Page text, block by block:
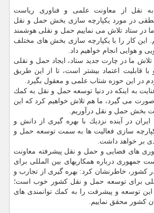
به نقل از معاونت علمی و فناوری ریاست
در مورد یكپارچه سازی بخش حمل و نقل
در ستاد تلاش می نماییم حمل و نقلی هوشمند
این كار را با یكپارچه سازی بخش های مختلف
و هوایی انجام خواهیم داد.
ما در چارت جدید ستاد، ایجاد حمل و نقلی
با قابلیت اعتماد بیشتر است، تا از این طریق
در این حوزه شتاب علمی و معقول بگیرد.
به اینكه در دنیا توسعه حمل و نقل به كمك
می گیرد، ما هم تلاش خواهیم كرد كه این
بخش حمل و نقل درآوریم.
در آینده نزدیك با بهره گیری از دانش و
سازی فعالیت ها به سمت توسعه حمل و
بر خواهد داشت.
های فضایی و حمل و نقل پیشرفته معاونت
جمهوری درباره همكاریهای بین المللی برای
كشور، خاطرنشان كرد: بهره گیری از تجارب و
برای توسعه حمل و نقل كشور خوب است؛
این توسعه و پیشرفت را به كمك توانمندی های
كشور محقق نماییم.